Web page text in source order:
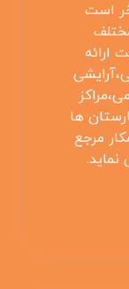
است
ارائه
ها
مرجع
نماید.